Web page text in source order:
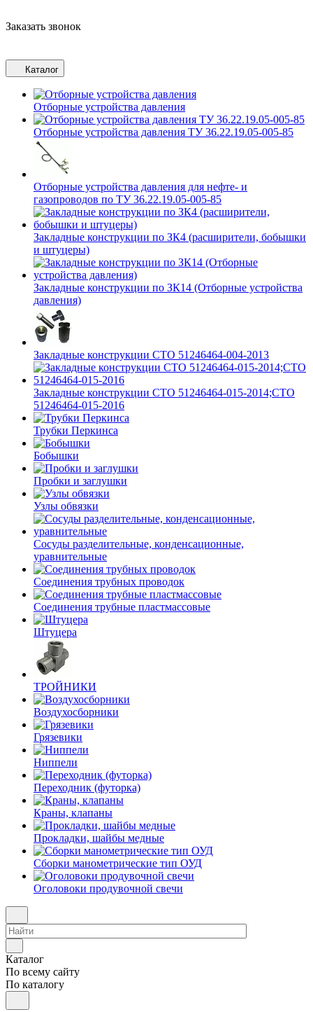
Заказать звонок
Каталог
Отборные устройства давления
Отборные устройства давления ТУ 36.22.19.05-005-85
Отборные устройства давления для нефте- и
газопроводов по ТУ 36.22.19.05-005-85
Закладные конструкции по ЗК4 (расширители, бобышки
и штуцеры)
Закладные конструкции по ЗК14 (Отборные устройства
давления)
Закладные конструкции СТО 51246464-004-2013
Закладные конструкции СТО 51246464-015-2014;СТО
51246464-015-2016
Трубки Перкинса
Бобышки
Пробки и заглушки
Узлы обвязки
Сосуды разделительные, конденсационные,
уравнительные
Соединения трубных проводок
Соединения трубные пластмассовые
Штуцера
ТРОЙНИКИ
Воздухосборники
Грязевики
Ниппели
Переходник (футорка)
Краны, клапаны
Прокладки, шайбы медные
Сборки манометрические тип ОУД
Оголовоки продувочной свечи
Каталог
По всему сайту
По каталогу